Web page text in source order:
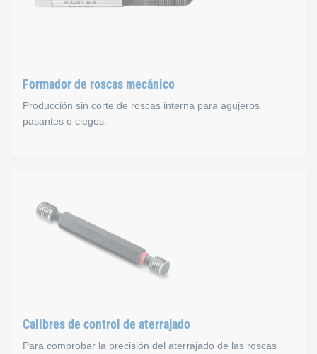
Formador de roscas mecánico
Producción sin corte de roscas interna para agujeros
pasantes o ciegos.
Macho formador HELICOIL® para la producción sin
Calibres de control de aterrajado
Para comprobar la precisión del aterrajado de las roscas